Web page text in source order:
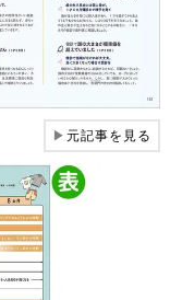
▶元記事を見る